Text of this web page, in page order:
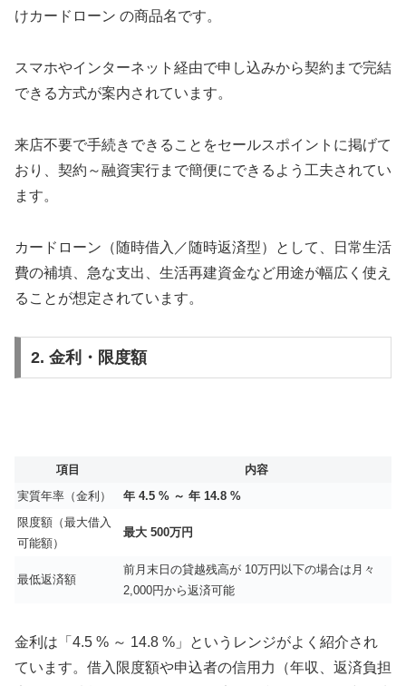
けカードローン の商品名です。
スマホやインターネット経由で申し込みから契約まで完結
できる方式が案内されています。
来店不要で手続きできることをセールスポイントに掲げて
おり、契約～融資実行まで簡便にできるよう工夫されてい
ます。
カードローン（随時借入／随時返済型）として、日常生活
費の補填、急な支出、生活再建資金など用途が幅広く使え
ることが想定されています。
2. 金利・限度額
項目
内容
実質年率（金利）
年 4.5 % ～ 年 14.8 %
限度額（最大借入
可能額）
最大 500万円
最低返済額
前月末日の貸越残高が 10万円以下の場合は月々
2,000円から返済可能
金利は「4.5 % ～ 14.8 %」というレンジがよく紹介され
ています。借入限度額や申込者の信用力（年収、返済負担